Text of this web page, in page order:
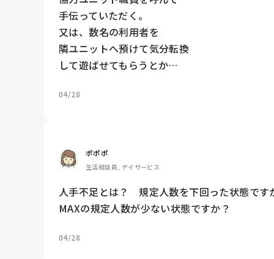
手伝っていただく。
又は、数名の利用者を
隣ユニットへ預けて気分転換
して遊ばせてもらうとか…
04/28
ポポポ
生活相談員, デイサービス
人手不足とは？　規定人数を下回った状態で
MAXの規定人数が少ない状態ですか？
04/28